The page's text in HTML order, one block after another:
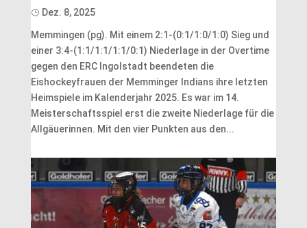
Dez. 8, 2025
Memmingen (pg). Mit einem 2:1-(0:1/1:0/1:0) Sieg und
einer 3:4-(1:1/1:1/1:1/0:1) Niederlage in der Overtime
gegen den ERC Ingolstadt beendeten die
Eishockeyfrauen der Memminger Indians ihre letzten
Heimspiele im Kalenderjahr 2025. Es war im 14.
Meisterschaftsspiel erst die zweite Niederlage für die
Allgäuerinnen. Mit den vier Punkten aus den...